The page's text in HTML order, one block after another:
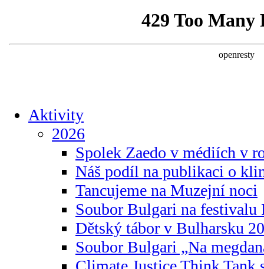
Aktivity
2026
Spolek Zaedo v médiích v
Náš podíl na publikaci o
Tancujeme na Muzejní noci
Soubor Bulgari na festivalu
Dětský tábor v Bulharsku
Soubor Bulgari „Na